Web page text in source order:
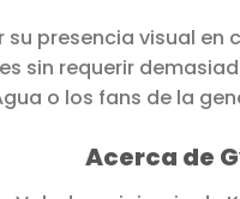
su presencia visual
sin requerir
o los fans de la
Acerca de